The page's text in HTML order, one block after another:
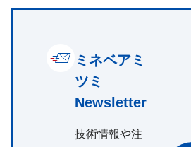
ミネベアミ
ツミ
Newsletter
技術情報や注